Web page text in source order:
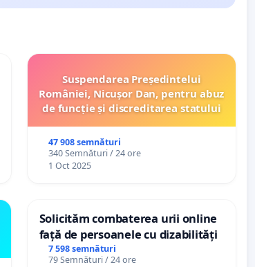
Suspendarea Președintelui
României, Nicușor Dan, pentru abuz
de funcție și discreditarea statului
47 908 semnături
340 Semnături / 24 ore
1 Oct 2025
Solicităm combaterea urii online
față de persoanele cu dizabilități
7 598 semnături
79 Semnături / 24 ore